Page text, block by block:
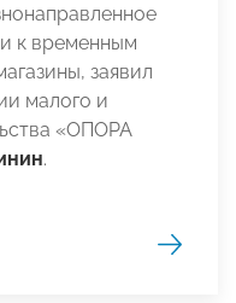
к временным
заявил
малого и
«ОПОРА
.